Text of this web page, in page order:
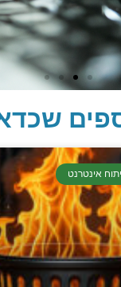
בתכנות
ביצועים, אבטחת מידע
שגם מתכנתים מנוסים לא
יודעים.
הכנסו עכשיו
אינטרנט